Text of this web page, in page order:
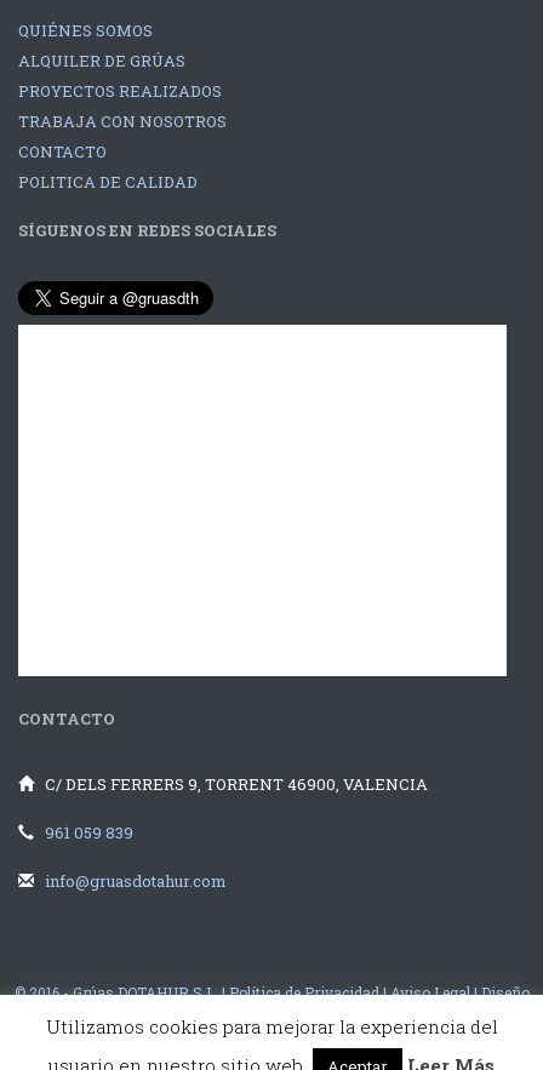
QUIÉNES SOMOS
ALQUILER DE GRÚAS
PROYECTOS REALIZADOS
TRABAJA CON NOSOTROS
CONTACTO
POLITICA DE CALIDAD
SÍGUENOS EN REDES SOCIALES
CONTACTO
C/ DELS FERRERS 9, TORRENT 46900, VALENCIA
961 059 839
info@gruasdotahur.com
© 2016 - Grúas DOTAHUR S.L. |Política de Privacidad|Aviso Legal|Diseño
Web Valenciaillusion Studio
Utilizamos cookies para mejorar la experiencia del
usuario en nuestro sitio web.
Leer Más